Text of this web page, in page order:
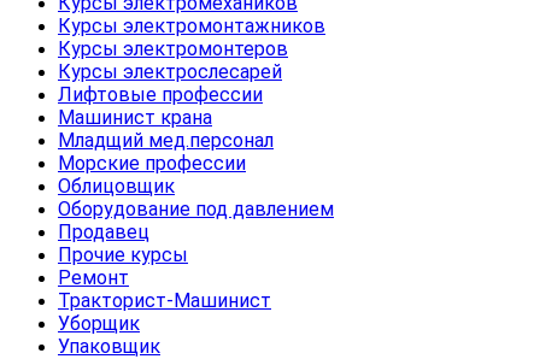
Курсы электромонтажников
Курсы электромонтеров
Курсы электрослесарей
Лифтовые профессии
Машинист крана
Младщий мед.персонал
Морские профессии
Облицовщик
Оборудование под давлением
Продавец
Прочие курсы
Ремонт
Тракторист-Машинист
Уборщик
Упаковщик